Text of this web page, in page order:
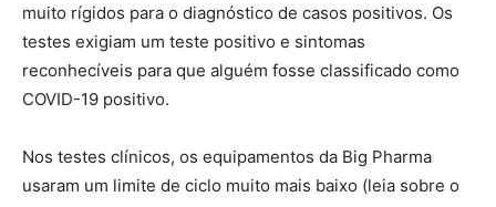
muito rígidos para o diagnóstico de casos positivos. Os
testes exigiam um teste positivo e sintomas
reconhecíveis para que alguém fosse classificado como
COVID-19 positivo.
Nos testes clínicos, os equipamentos da Big Pharma
usaram um limite de ciclo muito mais baixo (leia sobre o